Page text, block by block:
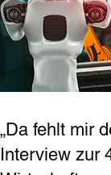
„Da fehlt mir
Interview zur